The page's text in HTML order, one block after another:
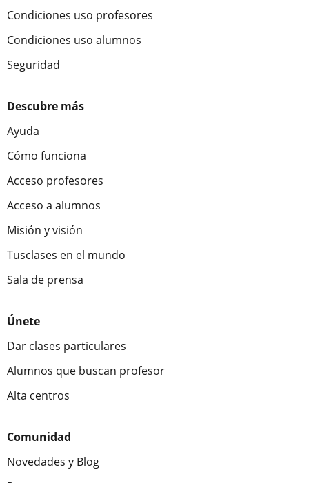
Condiciones uso profesores
Condiciones uso alumnos
Seguridad
Descubre más
Ayuda
Cómo funciona
Acceso profesores
Acceso a alumnos
Misión y visión
Tusclases en el mundo
Sala de prensa
Únete
Dar clases particulares
Alumnos que buscan profesor
Alta centros
Comunidad
Novedades y Blog